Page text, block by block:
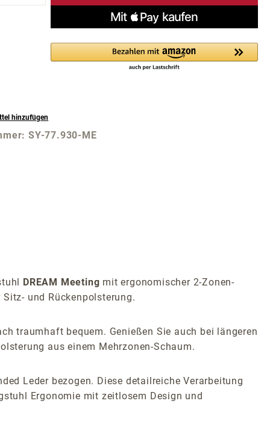
hinzufügen
SY-77.930-ME
DREAM Meeting mit ergonomischer 2-Zonen-
und Rückenpolsterung.
traumhaft bequem. Genießen Sie auch bei längeren
aus einem Mehrzonen-Schaum.
Leder bezogen. Diese detailreiche Verarbeitung
Ergonomie mit zeitlosem Design und